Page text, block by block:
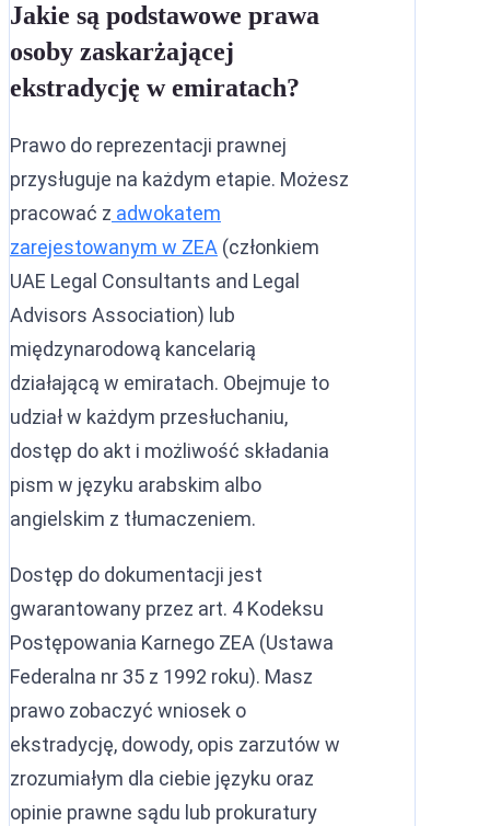
Jakie są podstawowe prawa
osoby zaskarżającej
ekstradycję w emiratach?
Prawo do reprezentacji prawnej
przysługuje na każdym etapie. Możesz
pracować z adwokatem
zarejestowanym w ZEA (członkiem
UAE Legal Consultants and Legal
Advisors Association) lub
międzynarodową kancelarią
działającą w emiratach. Obejmuje to
udział w każdym przesłuchaniu,
dostęp do akt i możliwość składania
pism w języku arabskim albo
angielskim z tłumaczeniem.
Dostęp do dokumentacji jest
gwarantowany przez art. 4 Kodeksu
Postępowania Karnego ZEA (Ustawa
Federalna nr 35 z 1992 roku). Masz
prawo zobaczyć wniosek o
ekstradycję, dowody, opis zarzutów w
zrozumiałym dla ciebie języku oraz
opinie prawne sądu lub prokuratury